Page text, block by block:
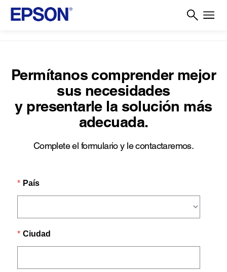
Permítanos comprender mejor
sus necesidades
y presentarle la solución más
adecuada.
Complete el formulario y le contactaremos.